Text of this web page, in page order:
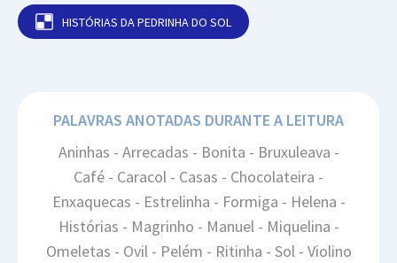
HISTÓRIAS DA PEDRINHA DO SOL
PALAVRAS ANOTADAS DURANTE A LEITURA
Aninhas - Arrecadas - Bonita - Bruxuleava -
Café - Caracol - Casas - Chocolateira -
Enxaquecas - Estrelinha - Formiga - Helena -
Histórias - Magrinho - Manuel - Miquelina -
Omeletas - Ovil - Pelém - Ritinha - Sol - Violino